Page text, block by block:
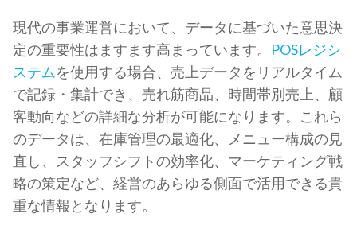
現代の事業運営において、データに基づいた意思決
定の重要性はますます高まっています。 POSレジシ
ステムを使用する場合、売上データをリアルタイム
で記録・集計でき、売れ筋商品、時間帯別売上、顧
客動向などの詳細な分析が可能になります。これら
のデータは、在庫管理の最適化、メニュー構成の見
直し、スタッフシフトの効率化、マーケティング戦
略の策定など、経営のあらゆる側面で活用できる貴
重な情報となります。